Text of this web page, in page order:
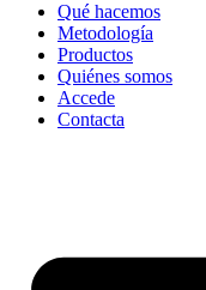
Qué hacemos
Metodología
Productos
Quiénes somos
Accede
Contacta